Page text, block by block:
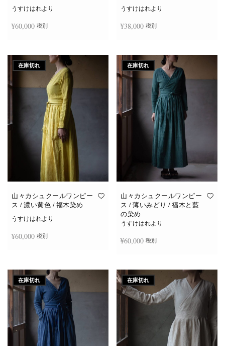
うすけはれより
¥60,000 税別
うすけはれより
¥38,000 税別
在庫切れ
山々カシュクールワンピー
ス / 濃い黄色 / 福木染め
うすけはれより
¥60,000 税別
在庫切れ
山々カシュクールワンピー
ス / 薄いみどり / 福木と藍
の染め
うすけはれより
¥60,000 税別
在庫切れ 在庫切れ